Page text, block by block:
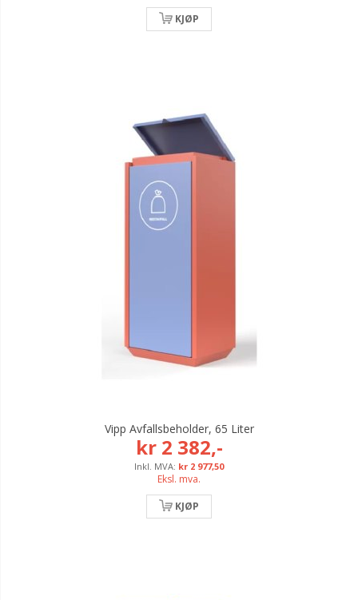
KJØP
Vipp Avfallsbeholder, 65 Liter
kr 2 382,-
kr 2 977,50
Eksl. mva.
KJØP